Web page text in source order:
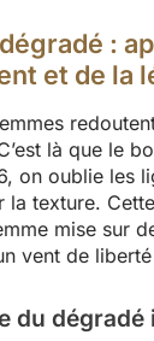
:
et de la
là que le
on oublie les
la texture.
mise sur
vent de
du dégradé